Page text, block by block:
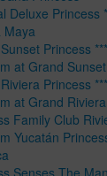
Deluxe Princess
Maya
Princess
at Grand
Princess
at Grand
Family Club
Yucatán
Senses The